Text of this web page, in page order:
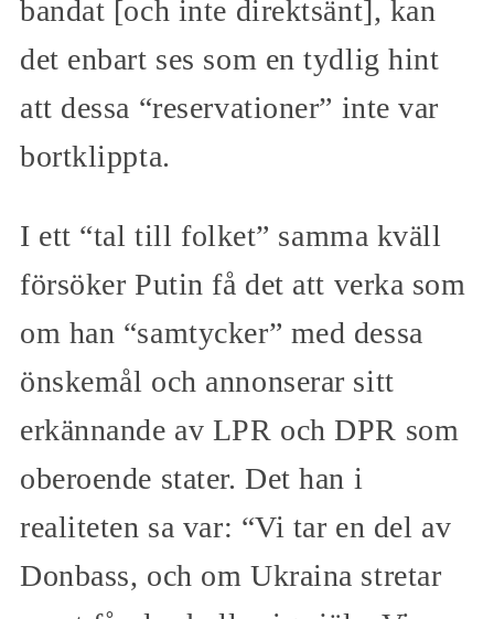
bandat [och inte direktsänt], kan
det enbart ses som en tydlig hint
att dessa “reservationer” inte var
bortklippta.
I ett “tal till folket” samma kväll
försöker Putin få det att verka som
om han “samtycker” med dessa
önskemål och annonserar sitt
erkännande av LPR och DPR som
oberoende stater. Det han i
realiteten sa var: “Vi tar en del av
Donbass, och om Ukraina stretar